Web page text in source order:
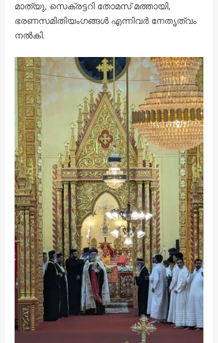
മാത്യു, സെക്രട്ടറി തോമസ് മത്തായി,
ഭരണസമിതിയംഗങ്ങൾ എന്നിവർ നേതൃത്വം
നൽകി.